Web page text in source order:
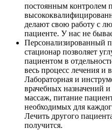
постоянным контролем
делают свою работу с
пациенте. У нас не
Персонализированный
стационар позволяет
пациентом в
весь процесс лечения и
Лабораторная и
врачебных назначений
массаж, питание
необходимых для
Лечить другого
получится.